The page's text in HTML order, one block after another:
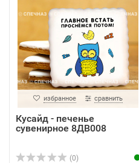
избранное сравнить
Кусайд - печенье
сувенирное 8ДВ008
(0)